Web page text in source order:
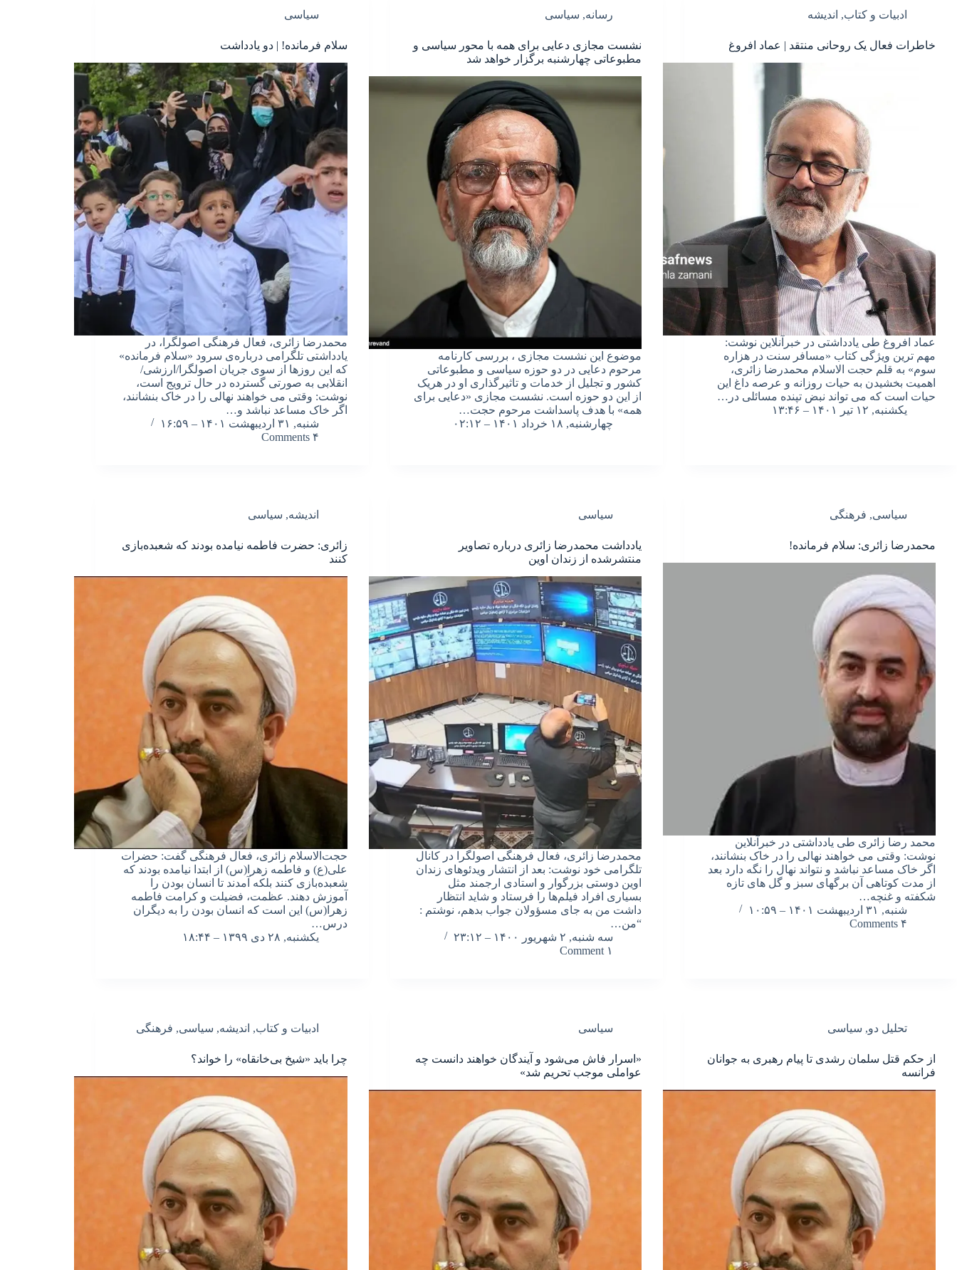
ادبیات و کتاب, اندیشه
خاطرات فعال یک روحانی منتقد | عماد افروغ
عماد افروغ طی یادداشتی در خبرآنلاین نوشت:
مهم ترین ویژگی کتاب «مسافر سنت‌ در هزاره‌
سوم» به قلم حجت الاسلام محمدرضا زائری،
اهمیت بخشیدن به حیات روزانه و عرصه داغ این
حیات است که می تواند نبض تپنده مسائلی در…
یکشنبه, ۱۲ تیر ۱۴۰۱ – ۱۳:۴۶
رسانه, سیاسی
نشست مجازی دعایی برای همه با محور سیاسی و
مطبوعاتی چهارشنبه برگزار خواهد شد
موضوع این نشست مجازی ، بررسی کارنامه
مرحوم دعایی در دو حوزه سیاسی و مطبوعاتی
کشور و تجلیل از خدمات و تاثیرگذاری او در هریک
از این دو حوزه است. نشست مجازی «دعایی برای
همه» با هدف پاسداشت مرحوم حجت…
چهارشنبه, ۱۸ خرداد ۱۴۰۱ – ۰۲:۱۲
سیاسی
سلام فرمانده! | دو یادداشت
محمدرضا زائری، فعال فرهنگی اصولگرا، در
یادداشتی تلگرامی درباره‌ی سرود «سلام فرمانده»
که این روزها از سوی جریان اصولگرا/ارزشی/
انقلابی به صورتی گسترده در حال ترویج است،
نوشت: وقتی می خواهند نهالی را در خاک بنشانند،
اگر خاک مساعد نباشد و…
شنبه, ۳۱ اردیبهشت ۱۴۰۱ – ۱۶:۵۹
۴ Comments
سیاسی, فرهنگی
محمدرضا زائری: سلام فرمانده!
محمد رضا زائری طی یادداشتی در خبرآنلاین
نوشت: وقتی می خواهند نهالی را در خاک بنشانند،
اگر خاک مساعد نباشد و نتواند نهال را نگه دارد بعد
از مدت کوتاهی آن برگهای سبز و گل های تازه
شکفته و غنچه…
شنبه, ۳۱ اردیبهشت ۱۴۰۱ – ۱۰:۵۹
۴ Comments
سیاسی
یادداشت محمدرضا زائری درباره تصاویر
منتشرشده از زندان اوین
محمدرضا زائری، فعال فرهنگی اصولگرا در کانال
تلگرامی خود نوشت: بعد از انتشار ویدئوهای زندان
اوین دوستی بزرگوار و استادی ارجمند مثل
بسیاری افراد فیلم‌ها را فرستاد و شاید انتظار
داشت من به جای مسؤولان جواب بدهم، نوشتم :
“من…
سه شنبه, ۲ شهریور ۱۴۰۰ – ۲۳:۱۲
۱ Comment
اندیشه, سیاسی
زائری: حضرت فاطمه نیامده بودند که شعبده‌بازی
کنند
حجت‌الاسلام زائری، فعال فرهنگی گفت: حضرات
علی(ع) و فاطمه زهرا(س) از ابتدا نیامده بودند که
شعبده‌بازی کنند بلکه آمدند تا انسان بودن را
آموزش دهند. عظمت، فضیلت و کرامت فاطمه
زهرا(س) این است که انسان بودن را به دیگران
درس…
یکشنبه, ۲۸ دی ۱۳۹۹ – ۱۸:۴۴
تحلیل دو, سیاسی
از حکم قتل سلمان رشدی تا پیام رهبری به جوانان
فرانسه
سیاسی
«اسرار فاش می‌شود و آیندگان خواهند دانست چه
عواملی موجب تحریم شد»
ادبیات و کتاب, اندیشه, سیاسی, فرهنگی
چرا باید «شیخ بی‌خانقاه» را خواند؟